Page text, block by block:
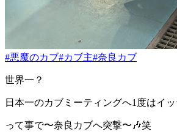
#悪魔のカブ#カブ主#奈良カブ
世界一？
日本一のカブミーティングへ1度はイ
って事で〜奈良カブへ突撃〜🎶笑